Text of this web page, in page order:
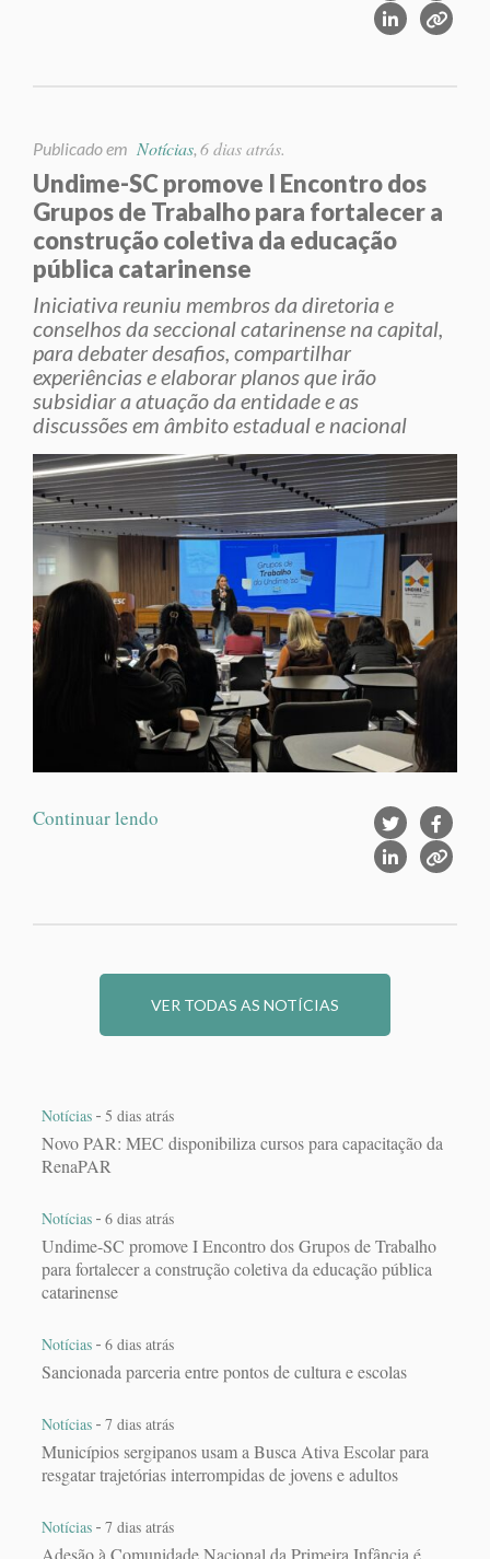
Publicado em Notícias, 6 dias atrás.
Undime-SC promove I Encontro dos
Grupos de Trabalho para fortalecer a
construção coletiva da educação
pública catarinense
Iniciativa reuniu membros da diretoria e
conselhos da seccional catarinense na capital,
para debater desafios, compartilhar
experiências e elaborar planos que irão
subsidiar a atuação da entidade e as
discussões em âmbito estadual e nacional
Continuar lendo
VER TODAS AS NOTÍCIAS
Notícias - 5 dias atrás
Novo PAR: MEC disponibiliza cursos para capacitação da
RenaPAR
Notícias - 6 dias atrás
Undime-SC promove I Encontro dos Grupos de Trabalho
para fortalecer a construção coletiva da educação pública
catarinense
Notícias - 6 dias atrás
Sancionada parceria entre pontos de cultura e escolas
Notícias - 7 dias atrás
Municípios sergipanos usam a Busca Ativa Escolar para
resgatar trajetórias interrompidas de jovens e adultos
Notícias - 7 dias atrás
Adesão à Comunidade Nacional da Primeira Infância é